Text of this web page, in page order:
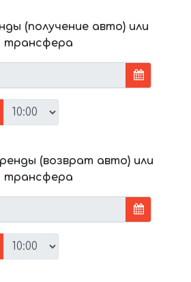
(получение авто) или
трансфера
(возврат авто) или
трансфера